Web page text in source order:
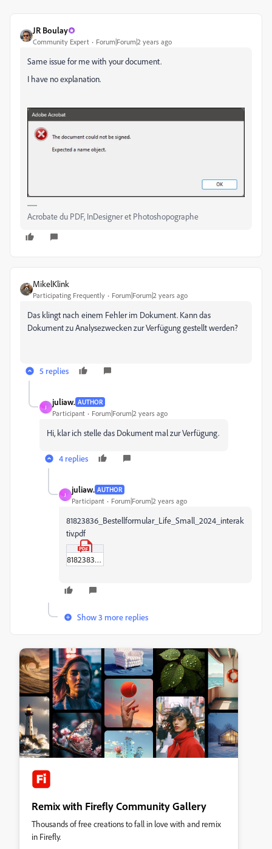
JR Boulay
Community Expert Forum|Forum|2 years ago
Same issue for me with your document.
I have no explanation.
Acrobate du PDF, InDesigner et Photoshopographe
MikelKlink
Participating Frequently Forum|Forum|2 years ago
Das klingt nach einem Fehler im Dokument. Kann das
Dokument zu Analysezwecken zur Verfügung gestellt werden?
5 replies
J
juliaw. AUTHOR
Participant Forum|Forum|2 years ago
Hi, klar ich stelle das Dokument mal zur Verfügung.
4 replies
J
juliaw. AUTHOR
Participant Forum|Forum|2 years ago
81823836_Bestellformular_Life_Small_2024_interak
tiv.pdf
81823836_Bestellformular_Life_Small_2024_interaktiv.pdf
Show 3 more replies
Remix with Firefly Community Gallery
Thousands of free creations to fall in love with and remix
in Firefly.